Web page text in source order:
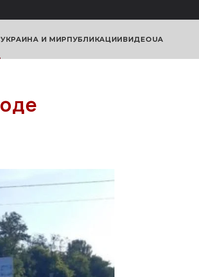
УКРАИНА И МИРПУБЛИКАЦИИВИДЕОUA